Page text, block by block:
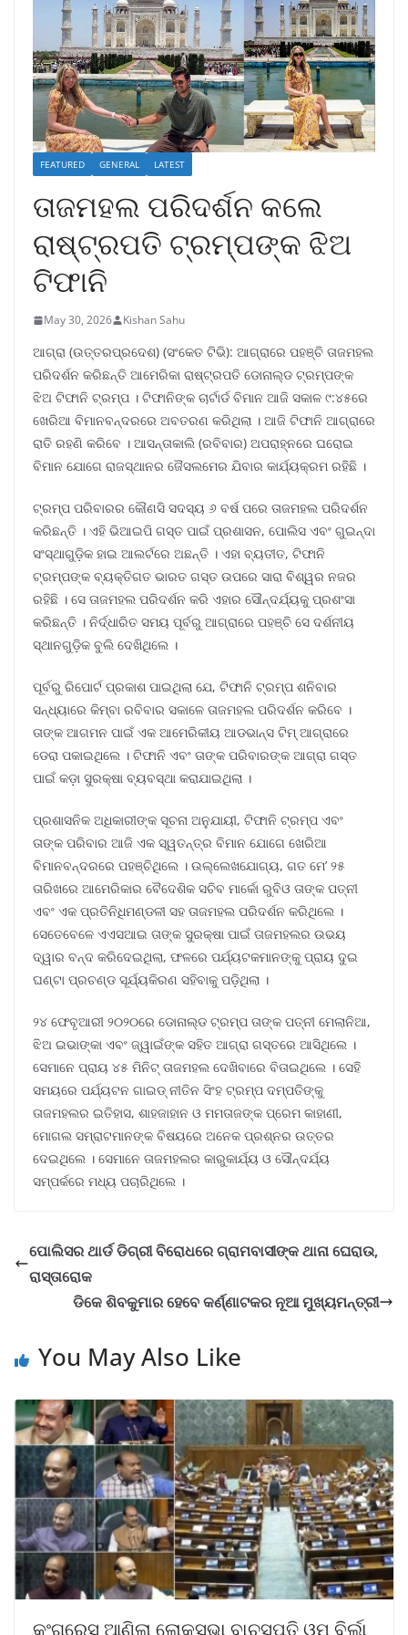
FEATURED GENERAL LATEST
ତାଜମହଲ ପରିଦର୍ଶନ କଲେ
ରାଷ୍ଟ୍ରପତି ଟ୍ରମ୍ପଙ୍କ ଝିଅ
ଟିଫାନି
May 30, 2026 Kishan Sahu
ଆଗ୍ରା (ଉତ୍ତରପ୍ରଦେଶ) (ସଂକେତ ଟିଭି): ଆଗ୍ରାରେ ପହଞ୍ଚି ତାଜମହଲ
ପରିଦର୍ଶନ କରିଛନ୍ତି ଆମେରିକା ରାଷ୍ଟ୍ରପତି ଡୋନାଲ୍ଡ ଟ୍ରମ୍ପଙ୍କ
ଝିଅ ଟିଫାନି ଟ୍ରମ୍ପ । ଟିଫାନିଙ୍କ ଚାର୍ଟାର୍ଡ ବିମାନ ଆଜି ସକାଳ ୯:୪୫ରେ
ଖେରିଆ ବିମାନବନ୍ଦରରେ ଅବତରଣ କରିଥିଲା । ଆଜି ଟିଫାନି ଆଗ୍ରାରେ
ରାତି ରହଣି କରିବେ । ଆସନ୍ତାକାଲି (ରବିବାର) ଅପରାହ୍ନରେ ଘରୋଇ
ବିମାନ ଯୋଗେ ରାଜସ୍ଥାନର ଜୈସଲମେର ଯିବାର କାର୍ଯ୍ୟକ୍ରମ ରହିଛି ।
ଟ୍ରମ୍ପ ପରିବାରର କୌଣସି ସଦସ୍ୟ ୬ ବର୍ଷ ପରେ ତାଜମହଲ ପରିଦର୍ଶନ
କରିଛନ୍ତି । ଏହି ଭିଆଇପି ଗସ୍ତ ପାଇଁ ପ୍ରଶାସନ, ପୋଲିସ ଏବଂ ଗୁଇନ୍ଦା
ସଂସ୍ଥାଗୁଡ଼ିକ ହାଇ ଆଲର୍ଟରେ ଅଛନ୍ତି । ଏହା ବ୍ୟତୀତ, ଟିଫାନି
ଟ୍ରମ୍ପଙ୍କ ବ୍ୟକ୍ତିଗତ ଭାରତ ଗସ୍ତ ଉପରେ ସାରା ବିଶ୍ୱର ନଜର
ରହିଛି । ସେ ତାଜମହଲ ପରିଦର୍ଶନ କରି ଏହାର ସୌନ୍ଦର୍ଯ୍ୟକୁ ପ୍ରଶଂସା
କରିଛନ୍ତି । ନିର୍ଦ୍ଧାରିତ ସମୟ ପୂର୍ବରୁ ଆଗ୍ରାରେ ପହଞ୍ଚି ସେ ଦର୍ଶନୀୟ
ସ୍ଥାନଗୁଡ଼ିକ ବୁଲି ଦେଖିଥିଲେ ।
ପୂର୍ବରୁ ରିପୋର୍ଟ ପ୍ରକାଶ ପାଇଥିଲା ଯେ, ଟିଫାନି ଟ୍ରମ୍ପ ଶନିବାର
ସନ୍ଧ୍ୟାରେ କିମ୍ବା ରବିବାର ସକାଳେ ତାଜମହଲ ପରିଦର୍ଶନ କରିବେ ।
ତାଙ୍କ ଆଗମନ ପାଇଁ ଏକ ଆମେରିକୀୟ ଆଡଭାନ୍ସ ଟିମ୍ ଆଗ୍ରାରେ
ଡେରା ପକାଇଥିଲେ । ଟିଫାନି ଏବଂ ତାଙ୍କ ପରିବାରଙ୍କ ଆଗ୍ରା ଗସ୍ତ
ପାଇଁ କଡ଼ା ସୁରକ୍ଷା ବ୍ୟବସ୍ଥା କରାଯାଇଥିଲା ।
ପ୍ରଶାସନିକ ଅଧିକାରୀଙ୍କ ସୂଚନା ଅନୁଯାୟୀ, ଟିଫାନି ଟ୍ରମ୍ପ ଏବଂ
ତାଙ୍କ ପରିବାର ଆଜି ଏକ ସ୍ୱତନ୍ତ୍ର ବିମାନ ଯୋଗେ ଖେରିଆ
ବିମାନବନ୍ଦରରେ ପହଞ୍ଚିଥିଲେ । ଉଲ୍ଲେଖଯୋଗ୍ୟ, ଗତ ମେ’ ୨୫
ତାରିଖରେ ଆମେରିକାର ବୈଦେଶିକ ସଚିବ ମାର୍କୋ ରୁବିଓ ତାଙ୍କ ପତ୍ନୀ
ଏବଂ ଏକ ପ୍ରତିନିଧିମଣ୍ଡଳୀ ସହ ତାଜମହଲ ପରିଦର୍ଶନ କରିଥିଲେ ।
ସେତେବେଳେ ଏଏସଆଇ ତାଙ୍କ ସୁରକ୍ଷା ପାଇଁ ତାଜମହଲର ଉଭୟ
ଦ୍ୱାର ବନ୍ଦ କରିଦେଇଥିଲା, ଫଳରେ ପର୍ଯ୍ୟଟକମାନଙ୍କୁ ପ୍ରାୟ ଦୁଇ
ଘଣ୍ଟା ପ୍ରଚଣ୍ଡ ସୂର୍ଯ୍ୟକିରଣ ସହିବାକୁ ପଡ଼ିଥିଲା ।
୨୪ ଫେବୃଆରୀ ୨୦୨୦ରେ ଡୋନାଲ୍ଡ ଟ୍ରମ୍ପ ତାଙ୍କ ପତ୍ନୀ ମେଲାନିଆ,
ଝିଅ ଇଭାଙ୍କା ଏବଂ ଜ୍ୱାଇଁଙ୍କ ସହିତ ଆଗ୍ରା ଗସ୍ତରେ ଆସିଥିଲେ ।
ସେମାନେ ପ୍ରାୟ ୪୫ ମିନିଟ୍ ତାଜମହଲ ଦେଖିବାରେ ବିତାଇଥିଲେ । ସେହି
ସମୟରେ ପର୍ଯ୍ୟଟନ ଗାଇଡ୍ ନୀତିନ ସିଂହ ଟ୍ରମ୍ପ ଦମ୍ପତିଙ୍କୁ
ତାଜମହଲର ଇତିହାସ, ଶାହଜାହାନ ଓ ମମତାଜଙ୍କ ପ୍ରେମ କାହାଣୀ,
ମୋଗଲ ସମ୍ରାଟମାନଙ୍କ ବିଷୟରେ ଅନେକ ପ୍ରଶ୍ନର ଉତ୍ତର
ଦେଇଥିଲେ । ସେମାନେ ତାଜମହଲର କାରୁକାର୍ଯ୍ୟ ଓ ସୌନ୍ଦର୍ଯ୍ୟ
ସମ୍ପର୍କରେ ମଧ୍ୟ ପଚାରିଥିଲେ ।
ପୋଲିସର ଥାର୍ଡ ଡିଗ୍ରୀ ବିରୋଧରେ ଗ୍ରାମବାସୀଙ୍କ ଥାନା ଘେରାଉ,
ରାସ୍ତାରୋକ
ଡିକେ ଶିବକୁମାର ହେବେ କର୍ଣ୍ଣାଟକର ନୂଆ ମୁଖ୍ୟମନ୍ତ୍ରୀ
You May Also Like
କଂଗ୍ରେସ ଆଣିଲା ଲୋକସଭା ବାଚସ୍ପତି ଓମ୍ ବିର୍ଲା